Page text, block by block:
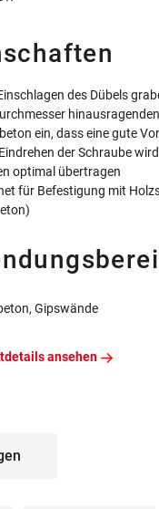
des Dübels
ein, dass eine gute
der Schraube
optimal übertragen
für Befestigung mit
Gipswände
ansehen